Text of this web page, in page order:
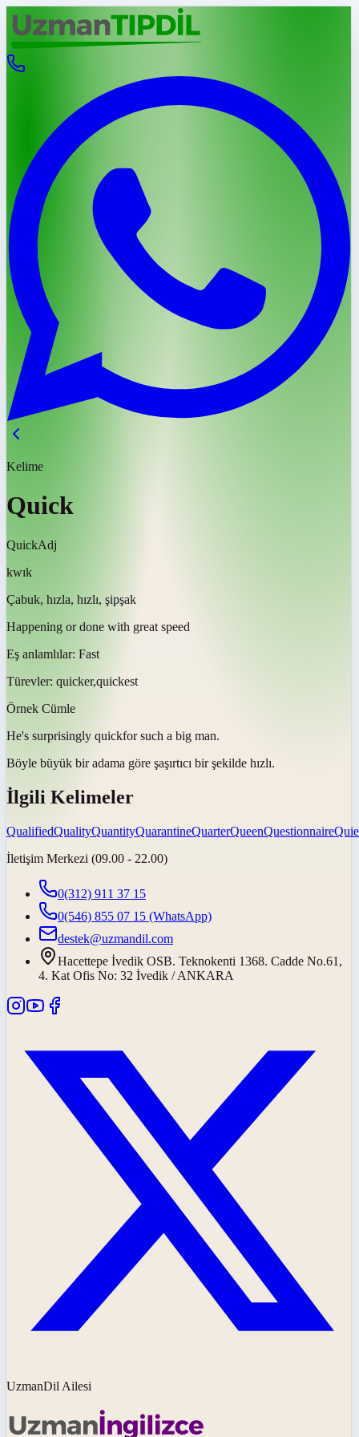
Kelime
Quick
QuickAdj
kwɪk
Çabuk, hızla, hızlı, şipşak
Happening or done with great speed
Eş anlamlılar: Fast
Türevler: quicker,quickest
Örnek Cümle
He's surprisingly quickfor such a big man.
Böyle büyük bir adama göre şaşırtıcı bir şekilde hızlı.
İlgili Kelimeler
QualifiedQualityQuantityQuarantineQuarterQueenQuestionnaire
İletişim Merkezi (09.00 - 22.00)
0(312) 911 37 15
0(546) 855 07 15 (WhatsApp)
destek@uzmandil.com
Hacettepe İvedik OSB. Teknokenti 1368. Cadde No.61,
4. Kat Ofis No: 32 İvedik / ANKARA
UzmanDil Ailesi